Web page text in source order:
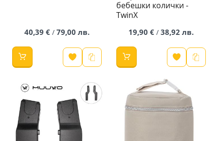
40,39 € / 79,00 лв.
бебешки колички -
TwinX
19,90 € / 38,92 лв.